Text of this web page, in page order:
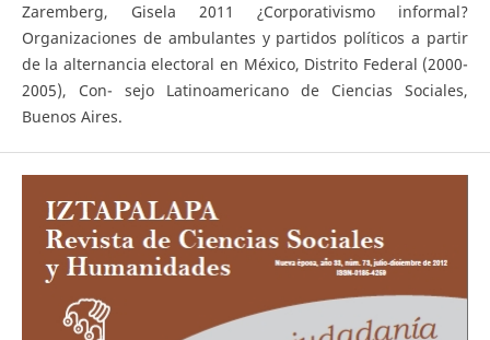
Zaremberg, Gisela 2011 ¿Corporativismo informal?
Organizaciones de ambulantes y partidos políticos a partir
de la alternancia electoral en México, Distrito Federal (2000-
2005), Con- sejo Latinoamericano de Ciencias Sociales,
Buenos Aires.